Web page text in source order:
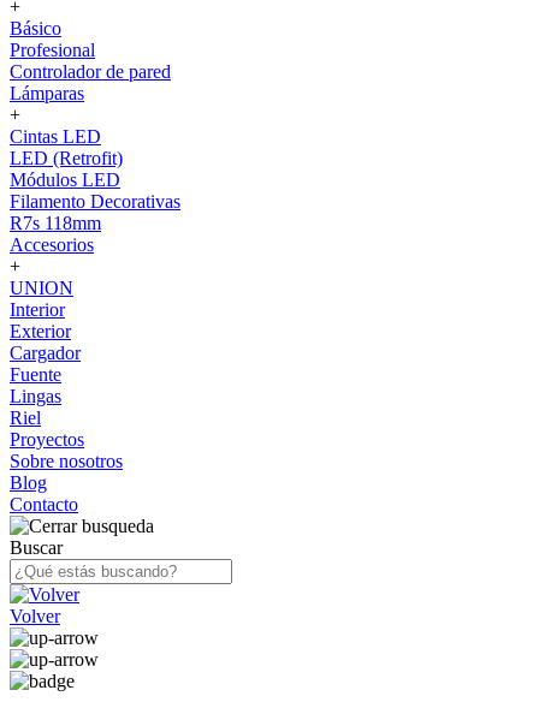
+
Básico
Profesional
Controlador de pared
Lámparas
+
Cintas LED
LED (Retrofit)
Módulos LED
Filamento Decorativas
R7s 118mm
Accesorios
+
UNION
Interior
Exterior
Cargador
Fuente
Lingas
Riel
Proyectos
Sobre nosotros
Blog
Contacto
Buscar
Volver